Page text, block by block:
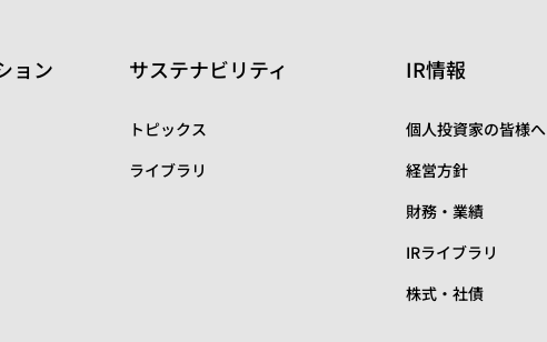
ョン サステナビリティ
トピックス
ライブラリ
IR情報
個人投資家の皆様へ
経営方針
財務・業績
IRライブラリ
株式・社債